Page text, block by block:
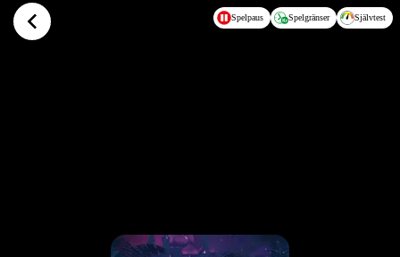
Hoppa till huvudinnehållet Spelpaus Spelgränser Självtest